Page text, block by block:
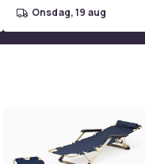
i ett paket -
– paketet
onsdag, 19 aug